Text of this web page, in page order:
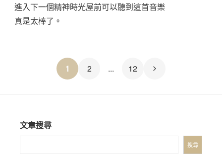
進入下一個精神時光屋前可以聽到這首音樂
真是太棒了。
章
頁
1 2 ... 12
文章搜尋
搜尋